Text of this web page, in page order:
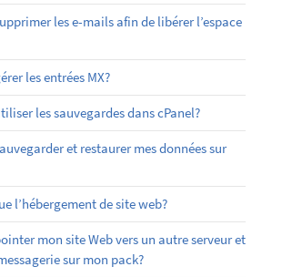
les e-mails afin de libérer l’espace
les entrées MX?
les sauvegardes dans cPanel?
et restaurer mes données sur
l’hébergement de site web?
mon site Web vers un autre serveur et
sur mon pack?